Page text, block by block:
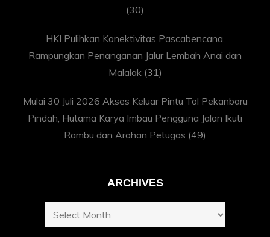
(30)
HKI Pulihkan Konektivitas Pascabencana,
Rampungkan Penanganan Jalur Lembah Anai dan
Malalak (31)
Mulai 30 Juli 2026 Akses Keluar Pintu Tol Pekanbaru
Pindah, Hutama Karya Imbau Pengguna Jalan Ikuti
Rambu dan Arahan Petugas (49)
ARCHIVES
Archives